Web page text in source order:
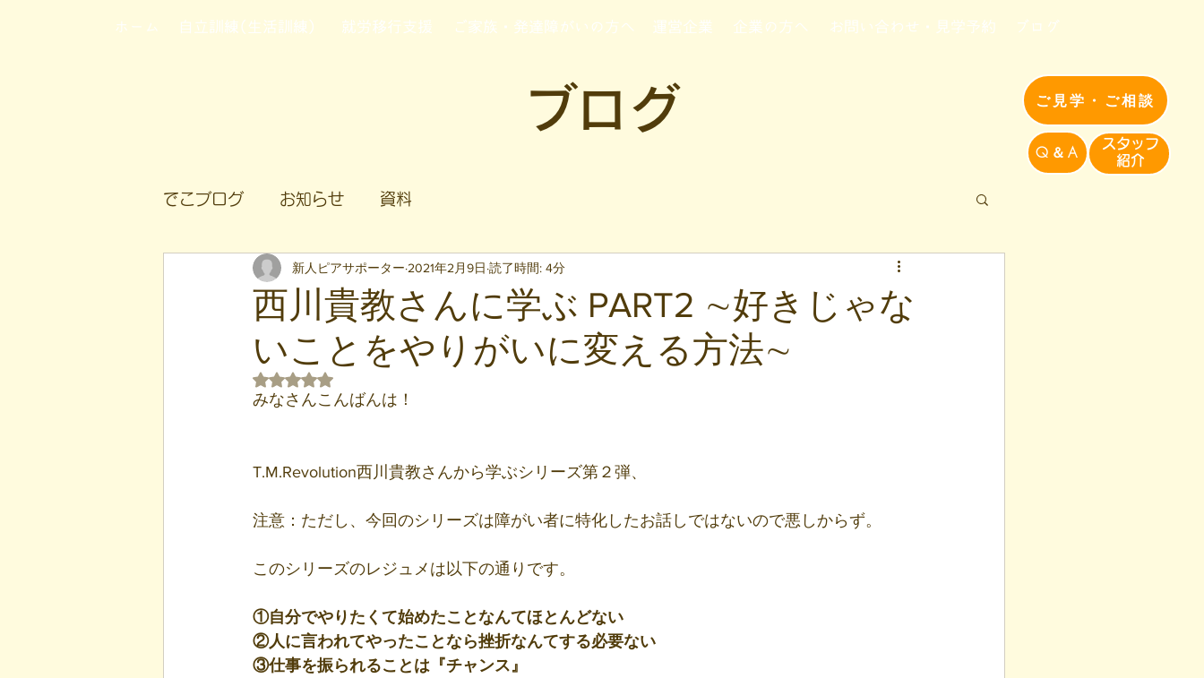
ご見学・ご相談
Q＆A
​スタッフ
紹介​
ホーム 自立訓練(生活訓練) 就労移行支援 ご家族・発達障がいの方へ 運営企業 企業の方へ お問い合わせ・見学予約 ブログ
ブログ
でこブログ お知らせ 資料
西川貴教さんに学ぶ PART2 ∼好きじゃな
いことをやりがいに変える方法∼
新人ピアサポーター 2021年2月9日 読了時間: 4分
5つ星のうちNaNと評価されています。
みなさんこんばんは！
T.M.Revolution西川貴教さんから学ぶシリーズ第２弾、
注意：ただし、今回のシリーズは障がい者に特化したお話しではないので悪しからず。
このシリーズのレジュメは以下の通りです。
①自分でやりたくて始めたことなんてほとんどない
②人に言われてやったことなら挫折なんてする必要ない
③仕事を振られることは『チャンス』